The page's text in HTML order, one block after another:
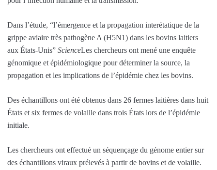
Dans l’étude, “l’émergence et la propagation interétatique de la
grippe aviaire très pathogène A (H5N1) dans les bovins laitiers
aux États-Unis” ScienceLes chercheurs ont mené une enquête
génomique et épidémiologique pour déterminer la source, la
propagation et les implications de l’épidémie chez les bovins.
Des échantillons ont été obtenus dans 26 fermes laitières dans huit
États et six fermes de volaille dans trois États lors de l’épidémie
initiale.
Les chercheurs ont effectué un séquençage du génome entier sur
des échantillons viraux prélevés à partir de bovins et de volaille.